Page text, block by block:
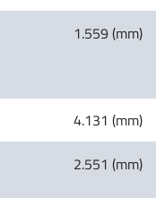
1.559 (mm)
4.131 (mm)
2.551 (mm)